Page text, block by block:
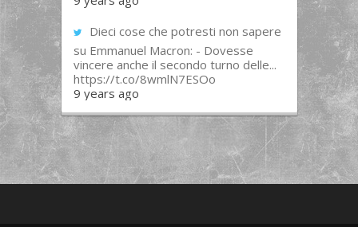
Dieci cose che potresti non sapere
su Emmanuel Macron: - Dovesse
vincere anche il secondo turno delle...
https://t.co/8wmlN7ESOo
9 years ago